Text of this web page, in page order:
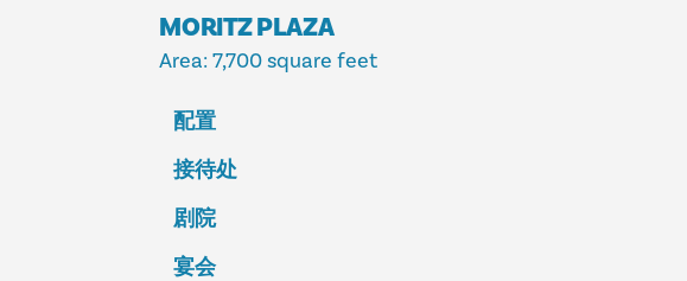
MORITZ PLAZA
Area: 7,700 square feet
配置
接待处
剧院
宴会